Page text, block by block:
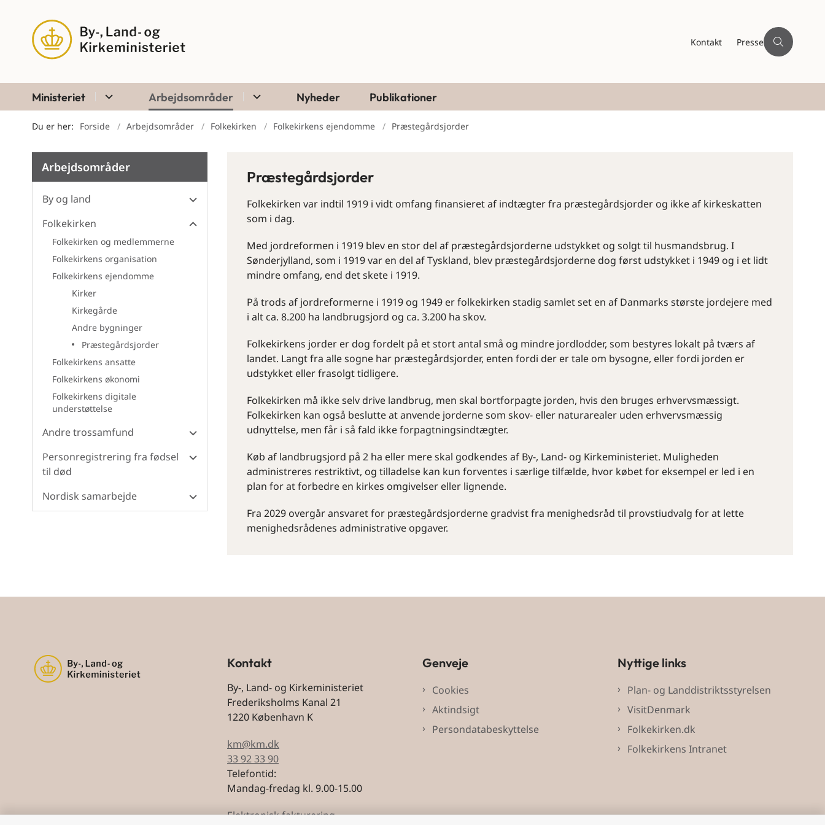
Kontakt Presse
Ministeriet Arbejdsområder Nyheder Publikationer
Du er her: Forside Arbejdsområder Folkekirken Folkekirkens ejendomme Præstegårdsjorder
Arbejdsområder
By og land
Folkekirken
Folkekirken og medlemmerne
Folkekirkens organisation
Folkekirkens ejendomme
Kirker
Kirkegårde
Andre bygninger
Præstegårdsjorder
Folkekirkens ansatte
Folkekirkens økonomi
Folkekirkens digitale
understøttelse
Andre trossamfund
Personregistrering fra fødsel
til død
Nordisk samarbejde
Præstegårdsjorder
Folkekirken var indtil 1919 i vidt omfang finansieret af indtægter fra præstegårdsjorder og ikke af kirkeskatten
som i dag.
Med jordreformen i 1919 blev en stor del af præstegårdsjorderne udstykket og solgt til husmandsbrug. I
Sønderjylland, som i 1919 var en del af Tyskland, blev præstegårdsjorderne dog først udstykket i 1949 og i et lidt
mindre omfang, end det skete i 1919.
På trods af jordreformerne i 1919 og 1949 er folkekirken stadig samlet set en af Danmarks største jordejere med
i alt ca. 8.200 ha landbrugsjord og ca. 3.200 ha skov.
Folkekirkens jorder er dog fordelt på et stort antal små og mindre jordlodder, som bestyres lokalt på tværs af
landet. Langt fra alle sogne har præstegårdsjorder, enten fordi der er tale om bysogne, eller fordi jorden er
udstykket eller frasolgt tidligere.
Folkekirken må ikke selv drive landbrug, men skal bortforpagte jorden, hvis den bruges erhvervsmæssigt.
Folkekirken kan også beslutte at anvende jorderne som skov- eller naturarealer uden erhvervsmæssig
udnyttelse, men får i så fald ikke forpagtningsindtægter.
Køb af landbrugsjord på 2 ha eller mere skal godkendes af By-, Land- og Kirkeministeriet. Muligheden
administreres restriktivt, og tilladelse kan kun forventes i særlige tilfælde, hvor købet for eksempel er led i en
plan for at forbedre en kirkes omgivelser eller lignende.
Fra 2029 overgår ansvaret for præstegårdsjorderne gradvist fra menighedsråd til provstiudvalg for at lette
menighedsrådenes administrative opgaver.
Kontakt
By-, Land- og Kirkeministeriet
Frederiksholms Kanal 21
1220 København K
km@km.dk
33 92 33 90
Telefontid:
Mandag-fredag kl. 9.00-15.00
Elektronisk fakturering
Genveje
Cookies
Aktindsigt
Persondatabeskyttelse
Nyttige links
Plan- og Landdistriktsstyrelsen
VisitDenmark
Folkekirken.dk
Folkekirkens Intranet